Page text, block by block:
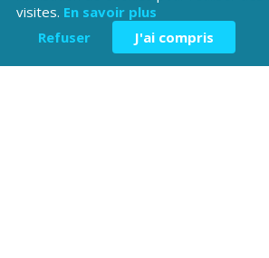
Valoriser
Restez informé des projets et des actualités
Hautes-Alpes
visites. En savoir plus
Refuser
J'ai compris